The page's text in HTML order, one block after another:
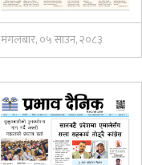
मंगलबार, ०५ साउन, २०८३